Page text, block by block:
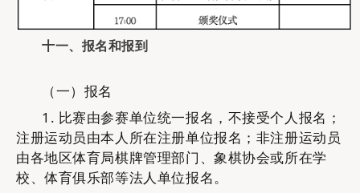
十一、 报名和报到
（一）报名
1. 比赛由参赛单位统一报名，不接受个人报名；
注册运动员由本人所在注册单位报名；非注册运动员
由各地区体育局棋牌管理部门、象棋协会或所在学
校、体育俱乐部等法人单位报名。